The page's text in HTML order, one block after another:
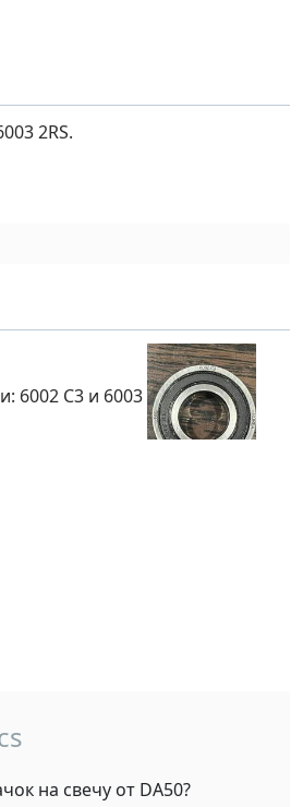
2RS.
6002 C3 и 6003
на свечу от DA50?